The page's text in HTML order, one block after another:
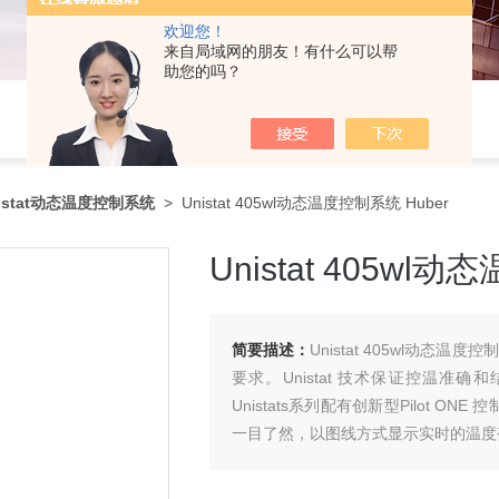
欢迎您！
来自局域网的朋友！有什么可以帮
助您的吗？
动态温度控制系统> Unistat 405wl动态温度控制系统 Huber
Unistat 405wl动态
简要描述： Unistat 405wl动态温度控
要求。Unistat 技术保证控温准确
Unistats系列配有创新型Pilot ONE 控
一目了然，以图线方式显示实时的温